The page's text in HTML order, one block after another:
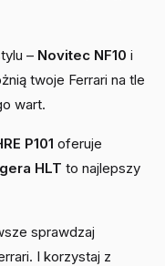
– Novitec NF10 i
twoje Ferrari na tle
wart.
P101 oferuje
HLT to najlepszy
sprawdzaj
I korzystaj z